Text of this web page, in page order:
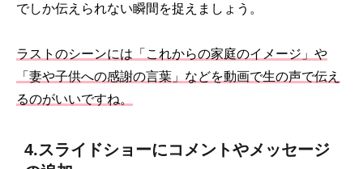
でしか伝えられない瞬間を捉えましょう。
ラストのシーンには「これからの家庭のイメージ」や
「妻や子供への感謝の言葉」などを動画で生の声で伝え
るのがいいですね。
4.スライドショーにコメントやメッセージ